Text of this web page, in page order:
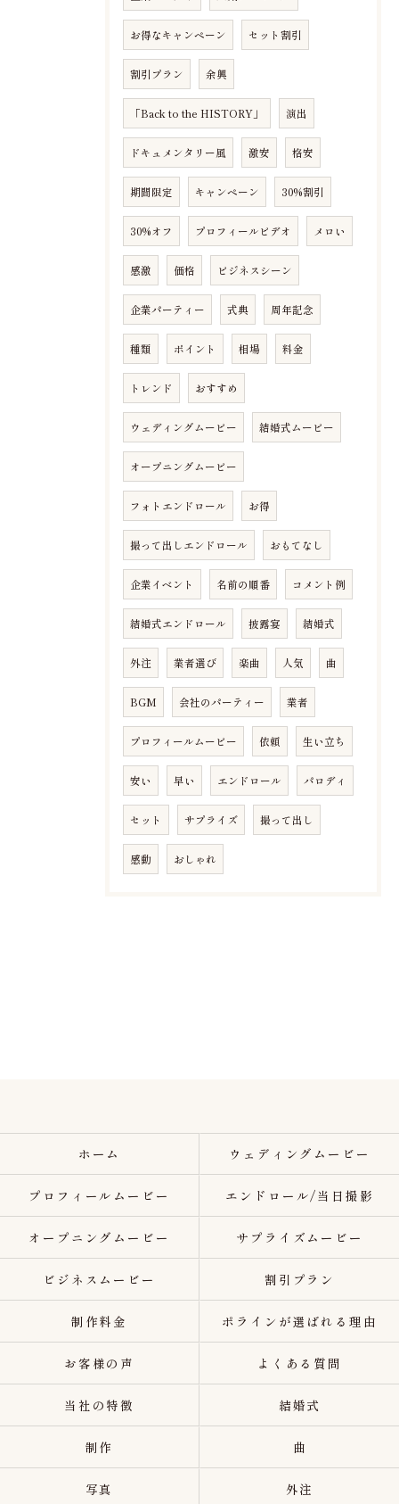
お得なキャンペーン セット割引
割引プラン 余興
「Back to the HISTORY」 演出
ドキュメンタリー風 激安 格安
期間限定 キャンペーン 30%割引
30%オフ プロフィールビデオ メロい
感激 価格 ビジネスシーン
企業パーティー 式典 周年記念
種類 ポイント 相場 料金
トレンド おすすめ
ウェディングムービー 結婚式ムービー
オープニングムービー
フォトエンドロール お得
撮って出しエンドロール おもてなし
企業イベント 名前の順番 コメント例
結婚式エンドロール 披露宴 結婚式
外注 業者選び 楽曲 人気 曲
BGM 会社のパーティー 業者
プロフィールムービー 依頼 生い立ち
安い 早い エンドロール パロディ
セット サプライズ 撮って出し
感動 おしゃれ
ホーム ウェディングムービー
プロフィールムービー エンドロール/当日撮影
オープニングムービー サプライズムービー
ビジネスムービー 割引プラン
制作料金 ポラインが選ばれる理由
お客様の声 よくある質問
当社の特徴 結婚式
制作 曲
写真 外注